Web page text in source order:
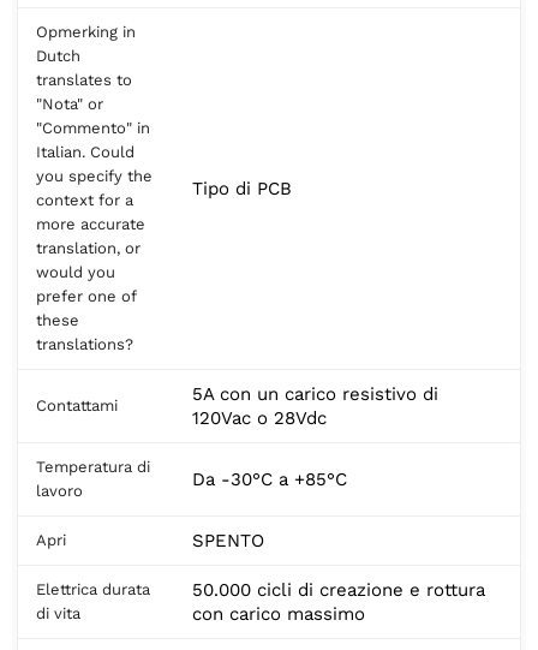
Opmerking in
Dutch
translates to
"Nota" or
"Commento" in
Italian. Could
you specify the
context for a
more accurate
translation, or
would you
prefer one of
these
translations?
Tipo di PCB
Contattami
5A con un carico resistivo di
120Vac o 28Vdc
Temperatura di
lavoro
Da -30°C a +85°C
Apri SPENTO
Elettrica durata
di vita
50.000 cicli di creazione e rottura
con carico massimo